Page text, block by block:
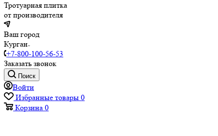
Тротуарная плитка
от производителя
Ваш город
Курган
+7-800-100-56-53
Заказать звонок
Поиск
Войти
Избранные товары 0
Корзина 0